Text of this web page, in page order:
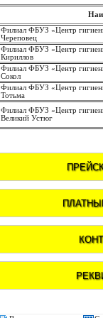
Филиал ФБУЗ «Центр
Череповец
Филиал ФБУЗ «Центр
Кириллов
Филиал ФБУЗ «Центр
Сокол
Филиал ФБУЗ «Центр
Тотьма
Филиал ФБУЗ «Центр
Великий Устюг